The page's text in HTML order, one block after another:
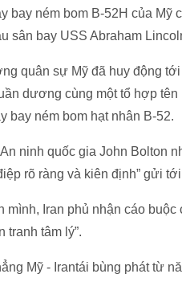
bay ném bom B-52H của
sân bay USS Abraham
quân sự Mỹ đã huy động
dương cùng một tổ hợp
bay ném bom hạt nhân B-52.
ninh quốc gia John Bolton
rõ ràng và kiên định” gửi
mình, Iran phủ nhận cáo
tranh tâm lý”.
Mỹ - Irantái bùng phát từ